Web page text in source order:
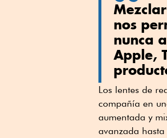
nos
nunca
Apple,
Los lentes de
compañía en
aumentada y
avanzada